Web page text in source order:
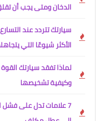
الدخان ومتى يجب أن
سيارتك تتردد عند
الأكثر شيوعًا التي
لماذا تفقد سيارتك القوة
وكيفية تشخيصها
7 علامات تدل على فشل